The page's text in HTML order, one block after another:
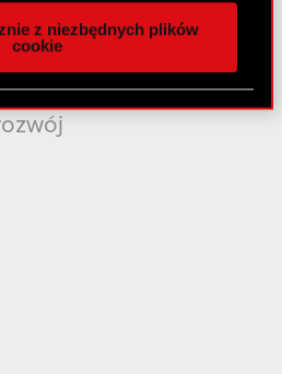
o tym, jak korzystasz
partnerom
te informacje z innymi
od Ciebie lub uzyskanymi
ich usług. Kontynuując
zgadasz się na
z niezbędnych plików
cookie